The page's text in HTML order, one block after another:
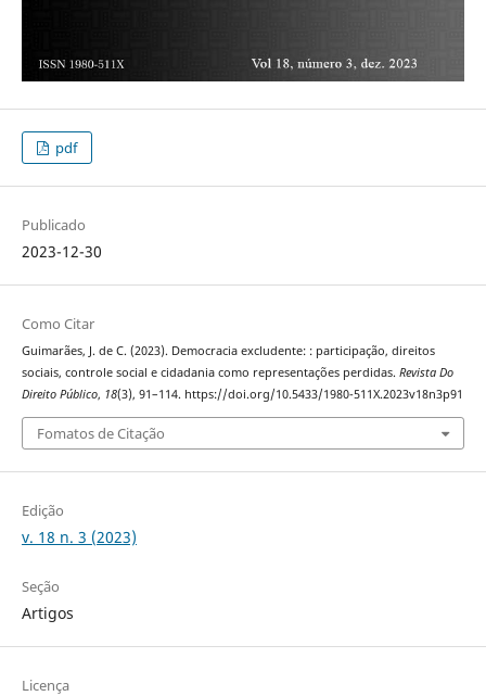
pdf
Publicado
2023-12-30
Como Citar
Guimarães, J. de C. (2023). Democracia excludente: : participação, direitos
sociais, controle social e cidadania como representações perdidas. Revista Do
Direito Público, 18(3), 91–114. https://doi.org/10.5433/1980-511X.2023v18n3p91
Fomatos de Citação
Edição
v. 18 n. 3 (2023)
Seção
Artigos
Licença